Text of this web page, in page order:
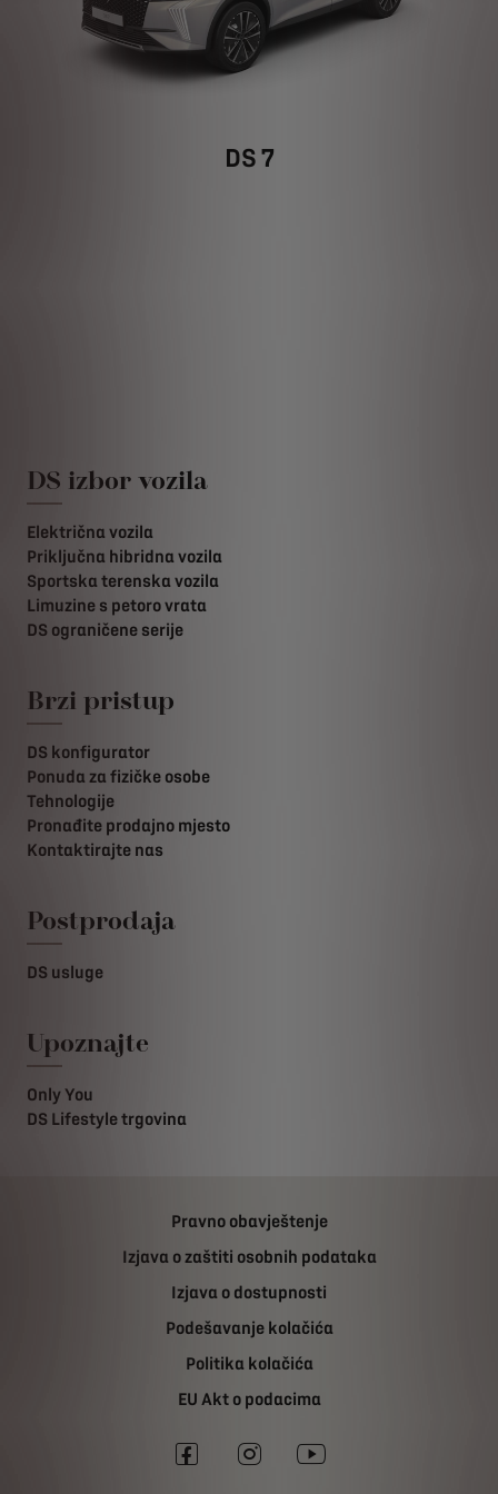
DS 7
DS izbor vozila
Električna vozila
Priključna hibridna vozila
Sportska terenska vozila
Limuzine s petoro vrata
DS ograničene serije
Brzi pristup
DS konfigurator
Ponuda za fizičke osobe
Tehnologije
Pronađite prodajno mjesto
Kontaktirajte nas
Postprodaja
DS usluge
Upoznajte
Only You
DS Lifestyle trgovina
Pravno obavještenje
Izjava o zaštiti osobnih podataka
Izjava o dostupnosti
Podešavanje kolačića
Politika kolačića
EU Akt o podacima